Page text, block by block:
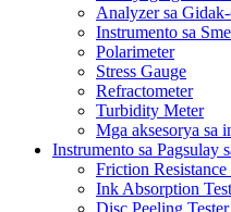
Analyzer sa
Instrumento sa
Polarimeter
Stress Gauge
Refractometer
Turbidity Meter
Mga aksesorya sa
Instrumento sa Pagsulay
Friction
Ink Absorption
Disc Peeling Tester